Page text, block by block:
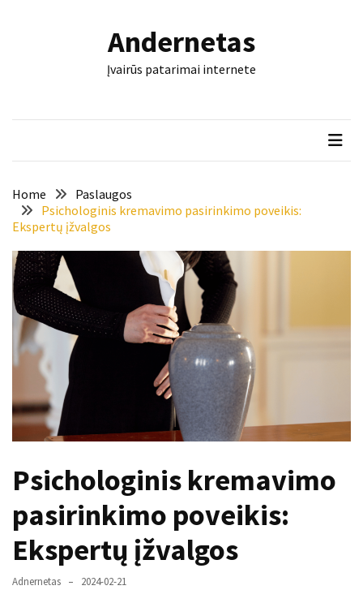
trinkelės
tarnaus
dešimtmečius
Mašininis
vertimas
dokumentai:
keli
mitai
Reduktorius
balionui:
detalė,
kurios
svarbos
nereikėtų
Andernetas
Įvairūs patarimai internete
Home
Paslaugos
Psichologinis kremavimo pasirinkimo poveikis:
Ekspertų įžvalgos
Psichologinis kremavimo
pasirinkimo poveikis:
Ekspertų įžvalgos
Adnernetas 2024-02-21